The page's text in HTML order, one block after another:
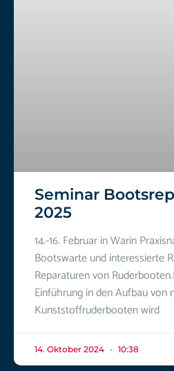
Seminar
2025
14.-16. Februar in Warin
Bootswarte und interessierte
Reparaturen von
Einführung in den Aufbau von
Kunststoffruderbooten wird
14. Oktober 2024 10:38